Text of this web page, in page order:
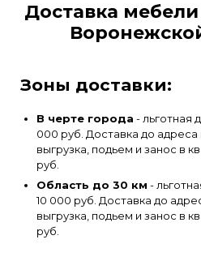
Доставка
Зоны доставки:
В черте города - льготная
000 руб. Доставка до адреса
выгрузка, подьем и занос в
руб.
Область до 30 км -
10 000 руб. Доставка до
выгрузка, подьем и занос в
руб.